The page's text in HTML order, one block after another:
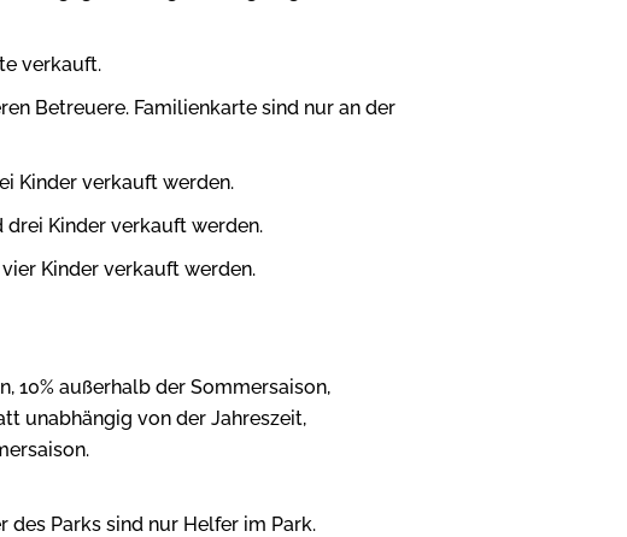
verkauft.
Betreuere. Familienkarte sind nur an der
Kinder verkauft werden.
drei Kinder verkauft werden.
Kinder verkauft werden.
10% außerhalb der Sommersaison,
unabhängig von der Jahreszeit,
Parks sind nur Helfer im Park.